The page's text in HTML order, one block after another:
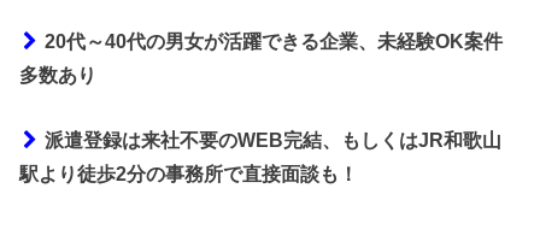
20代～40代の男女が活躍できる企業、未経験OK案件
多数あり
派遣登録は来社不要のWEB完結、もしくはJR和歌山
駅より徒歩2分の事務所で直接面談も！